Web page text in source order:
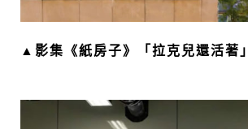
▲影集《紙房子》「拉克兒還活著」